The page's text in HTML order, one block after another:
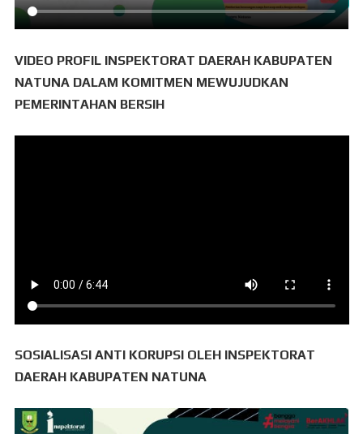
VIDEO PROFIL INSPEKTORAT DAERAH KABUPATEN
NATUNA DALAM KOMITMEN MEWUJUDKAN
PEMERINTAHAN BERSIH
SOSIALISASI ANTI KORUPSI OLEH INSPEKTORAT
DAERAH KABUPATEN NATUNA